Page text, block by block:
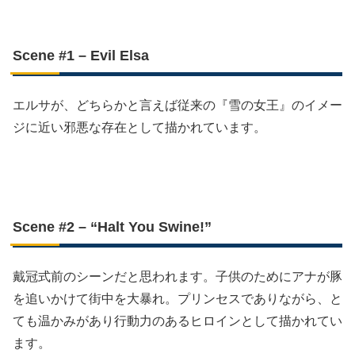
Scene #1 – Evil Elsa
エルサが、どちらかと言えば従来の『雪の女王』のイメー
ジに近い邪悪な存在として描かれています。
Scene #2 – “Halt You Swine!”
戴冠式前のシーンだと思われます。子供のためにアナが豚
を追いかけて街中を大暴れ。プリンセスでありながら、と
ても温かみがあり行動力のあるヒロインとして描かれてい
ます。